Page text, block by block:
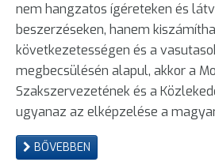
nem hangzatos ígéreteken és
beszerzéseken, hanem
következetességen és a
megbecsülésén alapul, akkor a
Szakszervezetének és a
ugyanaz az elképzelése a
BŐVEBBEN